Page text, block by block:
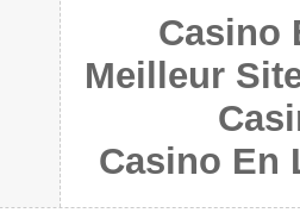
Casino
Meilleur
Casino En